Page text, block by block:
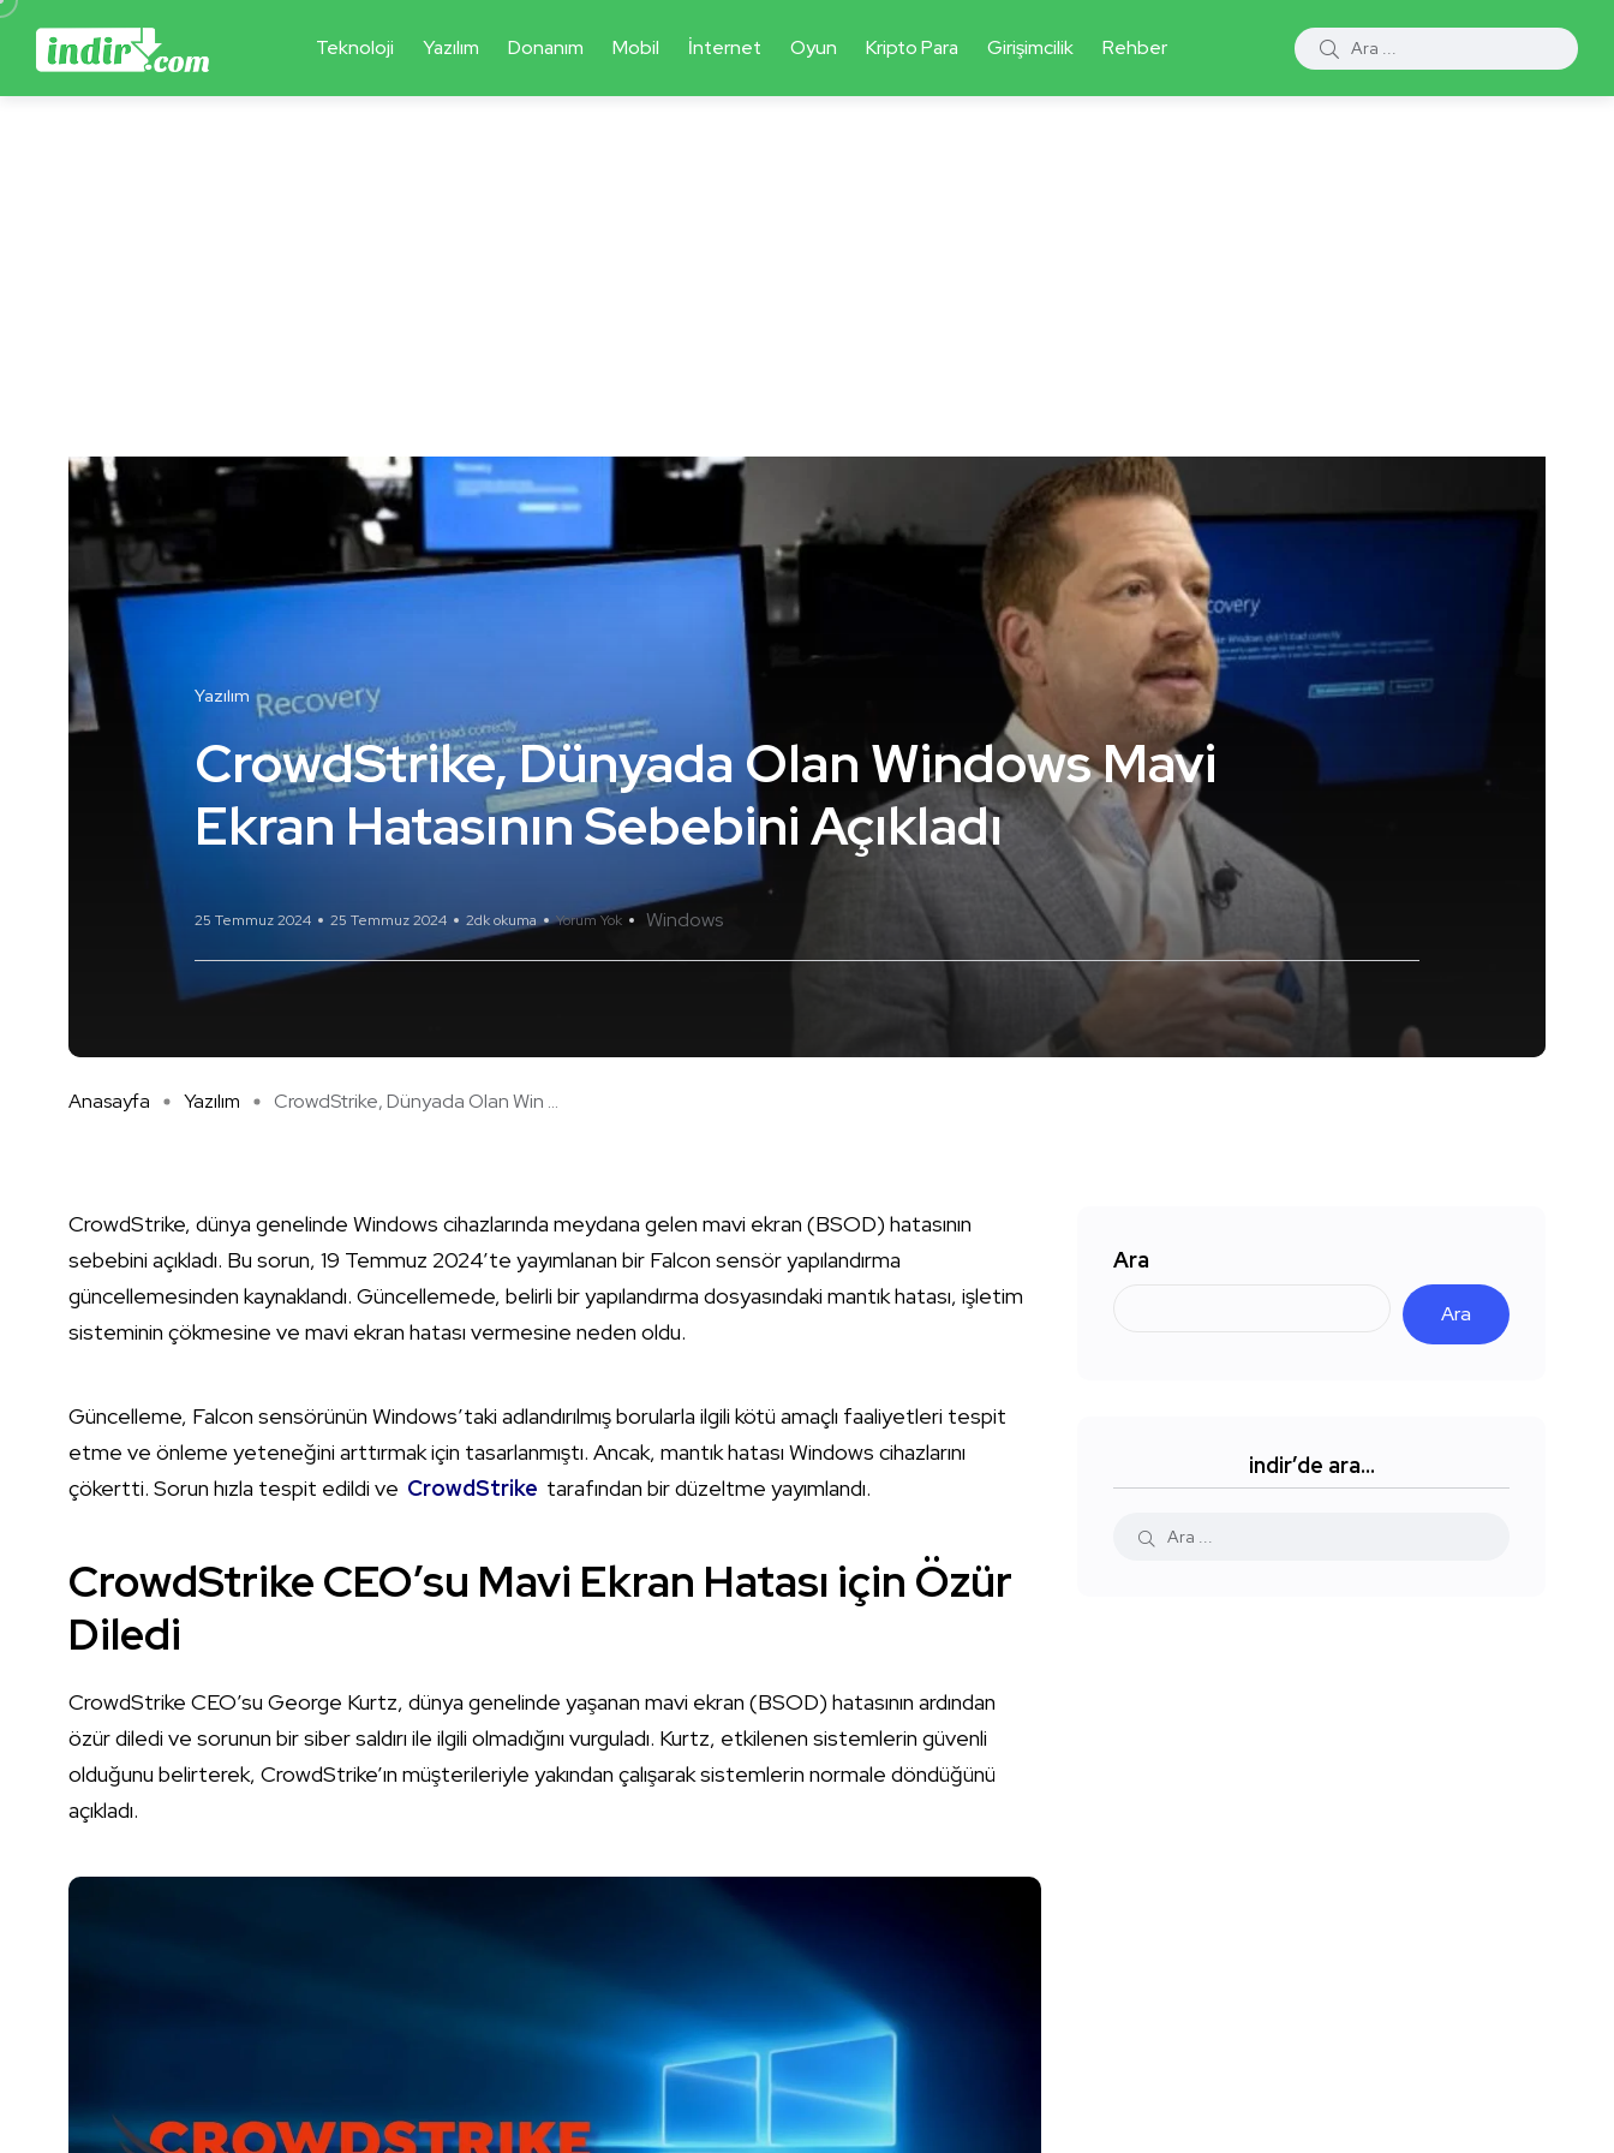
Teknoloji Yazılım Donanım Mobil İnternet Oyun Kripto Para Girişimcilik Rehber
Yazılım
CrowdStrike, Dünyada Olan Windows Mavi
Ekran Hatasının Sebebini Açıkladı
25 Temmuz 2024 25 Temmuz 2024 2dk okuma Yorum Yok Windows
Anasayfa Yazılım CrowdStrike, Dünyada Olan Win ...
CrowdStrike, dünya genelinde Windows cihazlarında meydana gelen mavi ekran (BSOD) hatasının
sebebini açıkladı. Bu sorun, 19 Temmuz 2024’te yayımlanan bir Falcon sensör yapılandırma
güncellemesinden kaynaklandı. Güncellemede, belirli bir yapılandırma dosyasındaki mantık hatası, işletim
sisteminin çökmesine ve mavi ekran hatası vermesine neden oldu.
Güncelleme, Falcon sensörünün Windows’taki adlandırılmış borularla ilgili kötü amaçlı faaliyetleri tespit
etme ve önleme yeteneğini arttırmak için tasarlanmıştı. Ancak, mantık hatası Windows cihazlarını
çökertti. Sorun hızla tespit edildi ve CrowdStrike tarafından bir düzeltme yayımlandı.
CrowdStrike CEO’su Mavi Ekran Hatası için Özür
Diledi
CrowdStrike CEO’su George Kurtz, dünya genelinde yaşanan mavi ekran (BSOD) hatasının ardından
özür diledi ve sorunun bir siber saldırı ile ilgili olmadığını vurguladı. Kurtz, etkilenen sistemlerin güvenli
olduğunu belirterek, CrowdStrike’ın müşterileriyle yakından çalışarak sistemlerin normale döndüğünü
açıkladı.
Ara
Ara
indir’de ara…